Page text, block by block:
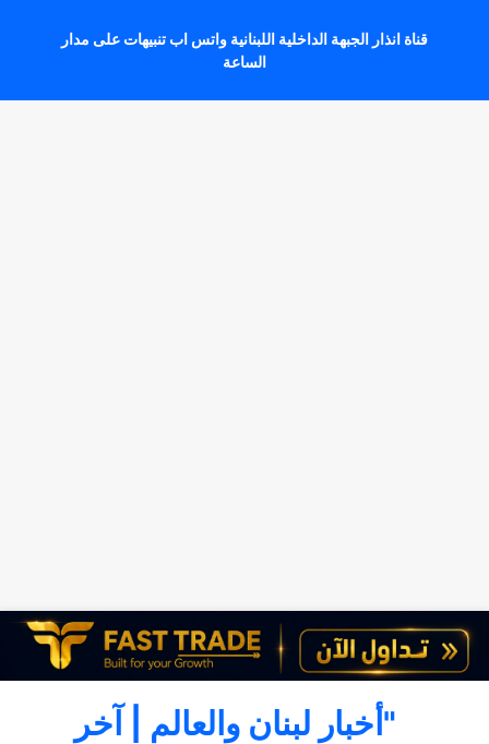
قناة انذار الجبهة الداخلية اللبنانية واتس اب تنبيهات على مدار
الساعة
"أخبار لبنان والعالم | آخر